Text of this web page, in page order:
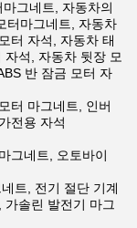
그네트, 자동차의
터마그네트, 자동차
터 자석, 자동차 태
석, 자동차 뒷장 모
반 잠금 모터 자
터 마그네트, 인버
전용 자석
그네트, 오토바이
트, 전기 절단 기계
솔린 발전기 마그